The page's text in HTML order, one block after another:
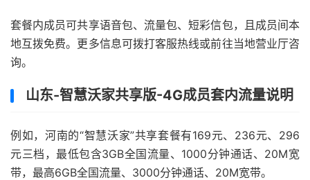
套餐内成员可共享语音包、流量包、短彩信包，且成员间本
地互拨免费。更多信息可拨打客服热线或前往当地营业厅咨
询。
山东-智慧沃家共享版-4G成员套内流量说明
例如，河南的“智慧沃家”共享套餐有169元、236元、296
元三档，最低包含3GB全国流量、1000分钟通话、20M宽
带，最高6GB全国流量、3000分钟通话、20M宽带。